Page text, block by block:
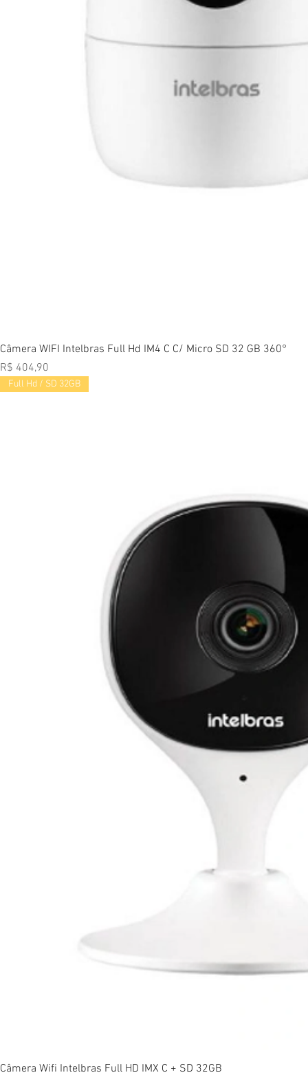
Câmera WIFI Intelbras Full Hd IM4 C C/ Micro SD 32 GB 360°
Preço
R$ 404,90
Full Hd / SD 32GB
Câmera Wifi Intelbras Full HD IMX C + SD 32GB